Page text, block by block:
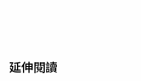
延伸閱讀